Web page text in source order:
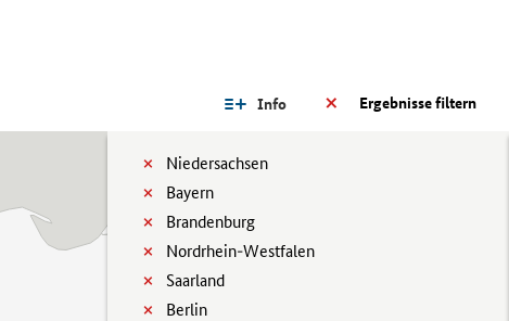
Ergebnisse filtern
Info
Niedersachsen
Bayern
Brandenburg
Nordrhein-Westfalen
Saarland
Berlin